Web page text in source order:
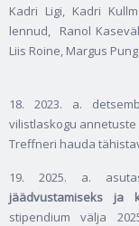
Kadri Ligi, Kadri
lennud, Ranol
Liis Roine, Margus
18. 2023. a.
vilistlaskogu
Treffneri hauda
19. 2025. a.
jäädvustamiseks ja
stipendium välja